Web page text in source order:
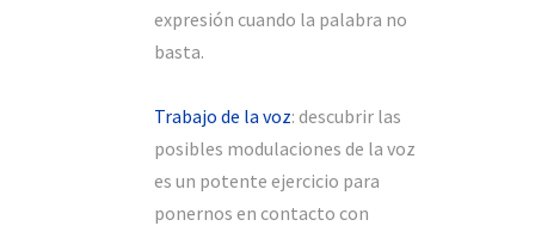
expresión cuando la palabra no
basta.
Trabajo de la voz: descubrir las
posibles modulaciones de la voz
es un potente ejercicio para
ponernos en contacto con